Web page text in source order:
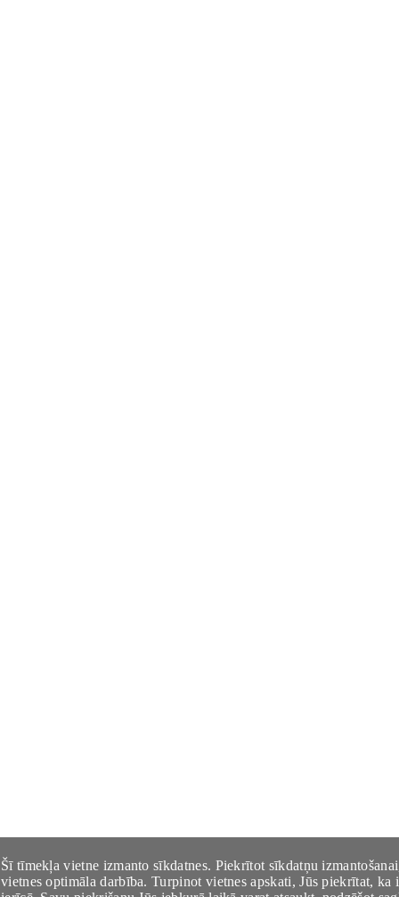
Šī tīmekļa vietne izmanto sīkdatnes. Piekrītot sīkdatņu
vietnes optimāla darbība. Turpinot vietnes apskati, Jūs piekrītat, ka